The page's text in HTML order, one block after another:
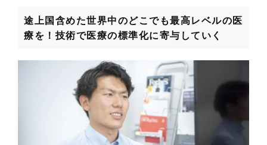
途上国含めた世界中のどこでも最高レベルの医
療を！技術で医療の標準化に寄与していく